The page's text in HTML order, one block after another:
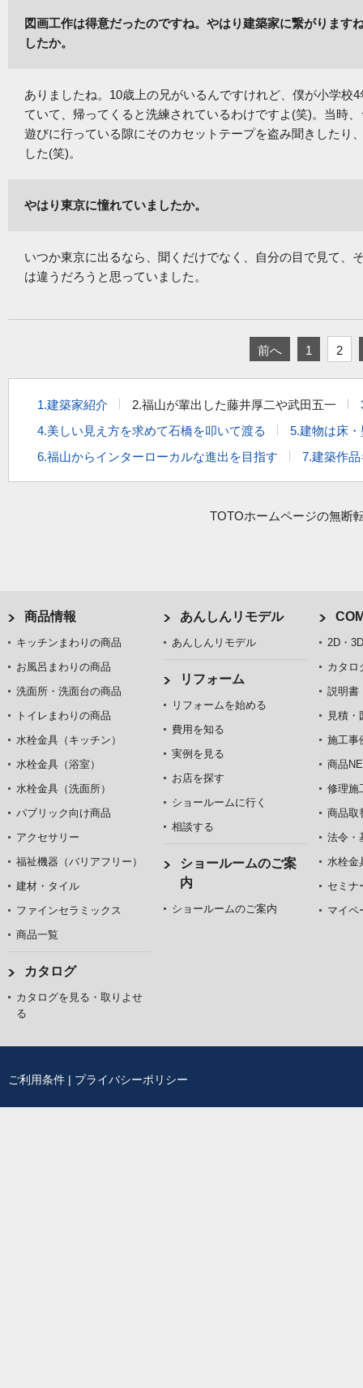
図画工作は得意だったのですね。やはり建築家に繋がります
したか。
ありましたね。10歳上の兄がいるんですけれど、僕が小学校
ていて、帰ってくると洗練されているわけですよ(笑)。当時
遊びに行っている隙にそのカセットテープを盗み聞きしたり
した(笑)。
やはり東京に憧れていましたか。
いつか東京に出るなら、聞くだけでなく、自分の目で見て、
は違うだろうと思っていました。
前へ 1 2
1.建築家紹介 2.福山が輩出した藤井厚二や武田五一
4.美しい見え方を求めて石橋を叩いて渡る
5.建物は床
6.福山からインターローカルな進出を目指す
7.建築作
TOTOホームページの無断
商品情報
キッチンまわりの商品
お風呂まわりの商品
洗面所・洗面台の商品
トイレまわりの商品
水栓金具（キッチン）
水栓金具（浴室）
水栓金具（洗面所）
パブリック向け商品
アクセサリー
福祉機器（バリアフリー）
建材・タイル
ファインセラミックス
商品一覧
カタログ
カタログを見る・取りよせ
る
あんしんリモデル
あんしんリモデル
リフォーム
リフォームを始める
費用を知る
実例を見る
お店を探す
ショールームに行く
相談する
ショールームのご案
内
ショールームのご案内
2D・
カタロ
説明書
見積・
施工事
商品
修理施
商品取
法令・
水栓金
セミナ
マイペ
ご利用条件 | プライバシーポリシー